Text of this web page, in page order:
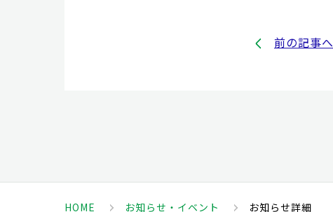
前の記事へ
HOME お知らせ・イベント お知らせ詳細